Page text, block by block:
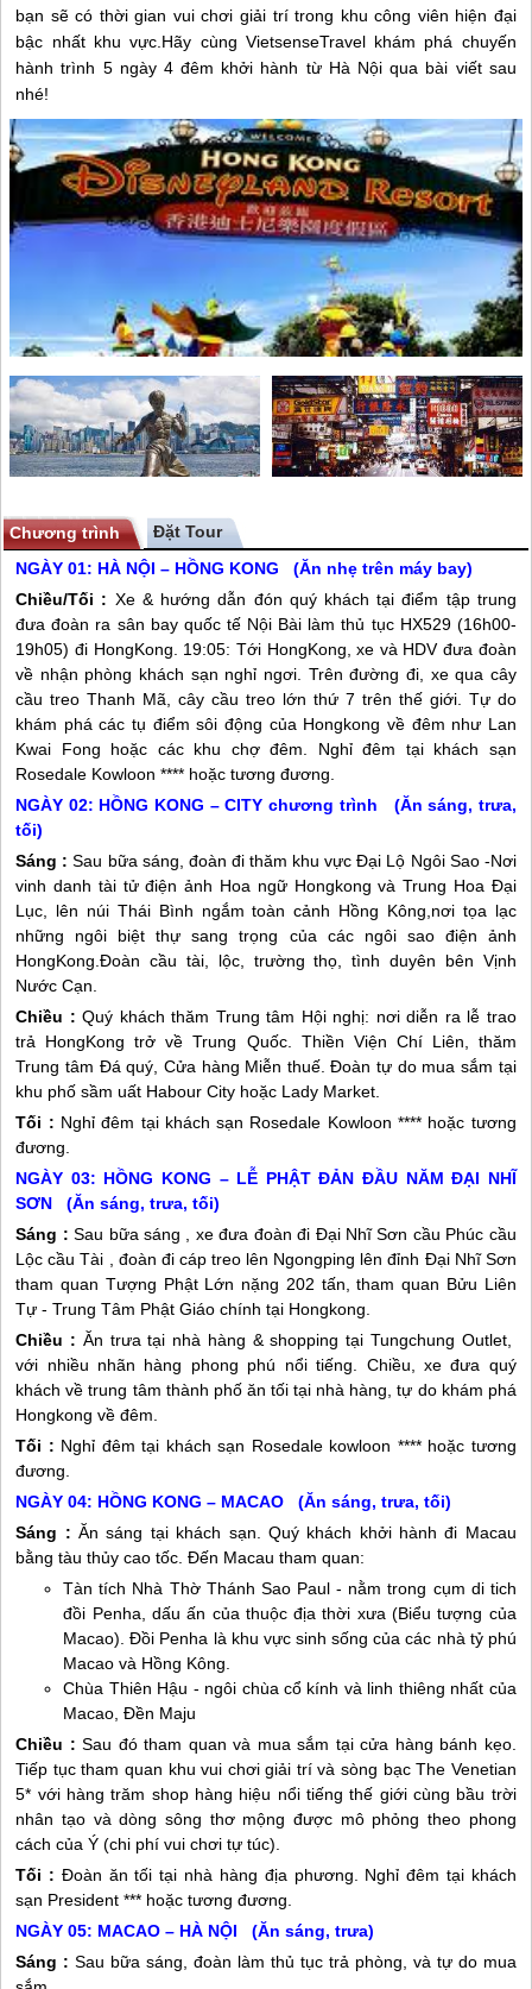
bạn sẽ có thời gian vui chơi giải trí trong khu công viên hiện đại
bậc nhất khu vực.Hãy cùng VietsenseTravel khám phá chuyến
hành trình 5 ngày 4 đêm khởi hành từ Hà Nội qua bài viết sau
nhé!
Chương trình
NGÀY 01: HÀ NỘI – HỒNG KONG (Ăn nhẹ trên máy bay)
Chiều/Tối : Xe & hướng dẫn đón quý khách tại điểm tập trung
đưa đoàn ra sân bay quốc tế Nội Bài làm thủ tục HX529 (16h00-
19h05) đi HongKong . 19:05: Tới HongKong, xe và HDV đưa đoàn
về nhận phòng khách sạn nghỉ ngơi. Trên đường đi, xe qua cây
cầu treo Thanh Mã, cây cầu treo lớn thứ 7 trên thế giới. Tự do
khám phá các tụ điểm sôi động của Hongkong về đêm như Lan
Kwai Fong hoặc các khu chợ đêm. Nghỉ đêm tại khách sạn
Rosedale Kowloon **** hoặc tương đương.
NGÀY 02: HỒNG KONG – CITY chương trình (Ăn sáng, trưa,
tối)
Sáng :Sau bữa sáng, đoàn đi thăm khu vực Đại Lộ Ngôi Sao -Nơi
vinh danh tài tử điện ảnh Hoa ngữ Hongkong và Trung Hoa Đại
Lục, lên núi Thái Bình ngắm toàn cảnh Hồng Kông ,nơi tọa lạc
những ngôi biệt thự sang trọng của các ngôi sao điện ảnh
HongKong.Đoàn cầu tài, lộc, trường thọ, tình duyên bên Vịnh
Nước Cạn.
Chiều : Quý khách thăm Trung tâm Hội nghị: nơi diễn ra lễ trao
trả HongKong trở vềTrung Quốc. Thiền Viện Chí Liên, thăm
Trung tâm Đá quý, Cửa hàng Miễn thuế. Đoàn tự do mua sắm tại
khu phố sầm uất Habour City hoặc Lady Market.
Tối : Nghỉ đêm tại khách sạn Rosedale Kowloon **** hoặc tương
đương.
NGÀY 03: HỒNG KONG – LỄ PHẬT ĐẢN ĐẦU NĂM ĐẠI NHĨ
SƠN (Ăn sáng, trưa, tối)
Sáng : Sau bữa sáng , xe đưa đoàn đi Đại Nhĩ Sơn cầu Phúc cầu
Lộc cầu Tài , đoàn đi cáp treo lên Ngongping lên đỉnh Đại Nhĩ Sơn
tham quan Tượng Phật Lớn nặng 202 tấn, tham quan Bửu Liên
Tự - Trung Tâm Phật Giáo chính tại Hongkong.
Chiều : Ăn trưa tại nhà hàng & shopping tại Tungchung Outlet,
với nhiều nhãn hàng phong phú nổi tiếng. Chiều, xe đưa quý
khách về trung tâm thành phố ăn tối tại nhà hàng, tự do khám phá
Hongkong về đêm.
Tối : Nghỉ đêm tại khách sạn Rosedale kowloon **** hoặc tương
đương.
NGÀY 04: HỒNG KONG – MACAO (Ăn sáng, trưa, tối)
Sáng : Ăn sáng tại khách sạn. Quý khách khởi hành đi Macau
bằng tàu thủy cao tốc. Đến Macau tham quan:
Tàn tích Nhà Thờ Thánh Sao Paul - nằm trong cụm di tich
đồi Penha, dấu ấn của thuộc địa thời xưa (Biểu tượng của
Macao). Đồi Penha là khu vực sinh sống của các nhà tỷ phú
Macao và Hồng Kông.
Chùa Thiên Hậu - ngôi chùa cổ kính và linh thiêng nhất của
Macao, Đền Maju
Chiều : Sau đó tham quan và mua sắm tại cửa hàng bánh kẹo.
Tiếp tục tham quan khu vui chơi giải trí và sòng bạc The Venetian
5* với hàng trăm shop hàng hiệu nổi tiếng thế giới cùng bầu trời
nhân tạo và dòng sông thơ mộng được mô phỏng theo phong
cách của Ý (chi phí vui chơi tự túc).
Tối : Đoàn ăn tối tại nhà hàng địa phương. Nghỉ đêm tại khách
sạn President *** hoặc tương đương.
NGÀY 05: MACAO – HÀ NỘI (Ăn sáng, trưa)
Sáng : Sau bữa sáng, đoàn làm thủ tục trả phòng, và tự do mua